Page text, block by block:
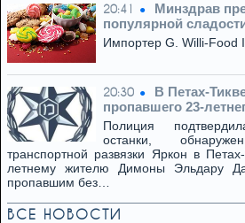
20:41
Минздрав
популярной
Импортер G. Willi-Food
20:30
В Петах-
пропавшего 23-
Полиция
останки,
транспортной развязки Яркон в
летнему жителю Димоны Эльдару
пропавшим без…
ВСЕ НОВОСТИ